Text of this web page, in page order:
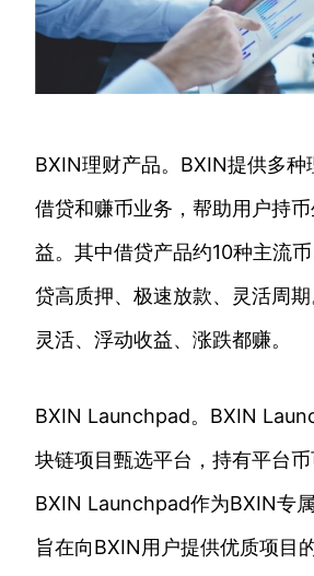
BXIN理财产品。BXIN提供多种
借贷和赚币业务，帮助用户持
益。其中借贷产品约10种主流
贷高质押、极速放款、灵活周
灵活、浮动收益、涨跌都赚。
BXIN Launchpad。BXIN
块链项目甄选平台，持有平台币
BXIN Launchpad作为BXIN专
旨在向BXIN用户提供优质项目